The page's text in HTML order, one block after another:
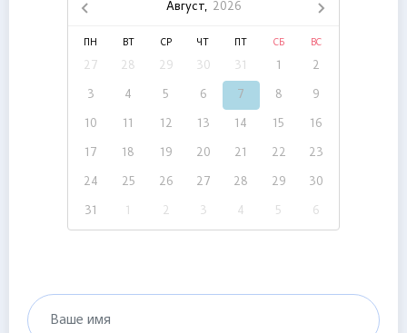
Август, 2026
ПН ВТ СР ЧТ СБ ВС
27 28 29 30 31 1 2
3 4 5 6 7 8 9
10 11 12 13 14 15 16
17 18 19 20 21 22 23
24 25 26 27 28 29 30
31 1 2 3 4 5 6
Ваше имя